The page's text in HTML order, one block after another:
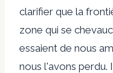
clarifier que la
zone qui se
essaient de nous
nous l'avons perdu.